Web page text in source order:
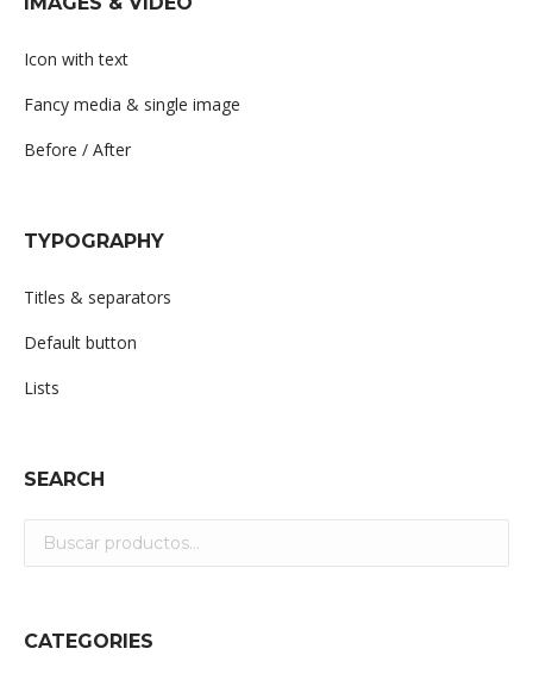
Icon with text
Fancy media & single image
Before / After
TYPOGRAPHY
Titles & separators
Default button
Lists
SEARCH
CATEGORIES